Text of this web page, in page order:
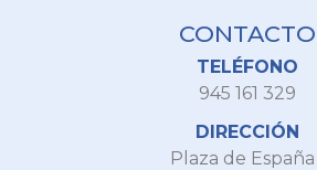
CONTACTO
TELÉFONO
945 161 329
DIRECCIÓN
Plaza de España